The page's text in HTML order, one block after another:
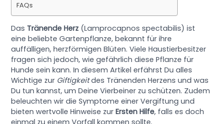
FAQs
Das Tränende Herz (Lamprocapnos spectabilis) ist
eine beliebte Gartenpflanze, bekannt für ihre
auffälligen, herzförmigen Blüten. Viele Haustierbesitzer
fragen sich jedoch, wie gefährlich diese Pflanze für
Hunde sein kann. In diesem Artikel erfährst Du alles
Wichtige zur Giftigkeitdes Tränenden Herzens und was
Du tun kannst, um Deine Vierbeiner zu schützen. Zudem
beleuchten wir die Symptome einer Vergiftung und
bieten wertvolle Hinweise zurErsten Hilfe, falls es doch
einmal zu einem Vorfall kommen sollte.